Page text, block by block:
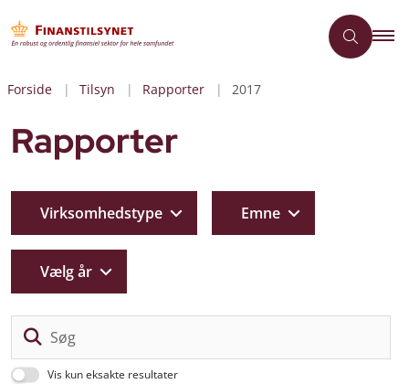
Forside Tilsyn Rapporter 2017
Rapporter
Vis kun eksakte resultater
Virksomhedstype Emne
Vælg år